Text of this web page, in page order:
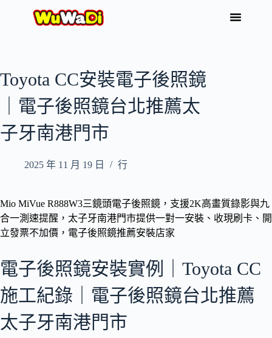
Toyota CC安裝電子後照鏡
｜電子後照鏡台北推薦太
子牙南港門市
2025 年 11 月 19 日 行
Mio MiVue R888W3三鏡頭電子後照鏡，支援2K高畫質錄影與九
合一測速提醒，太子牙南港門市提供一對一安裝、收現刷卡、開
立發票不加價，電子後照鏡推薦安裝店家
電子後照鏡安裝實例｜Toyota CC
施工紀錄｜電子後照鏡台北推薦
太子牙南港門市